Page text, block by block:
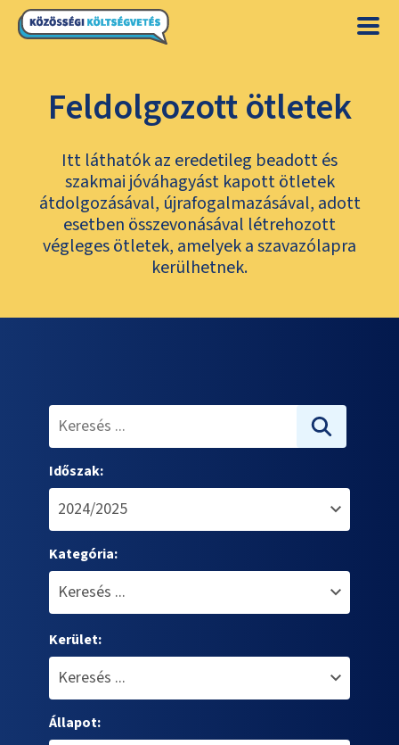
Feldolgozott ötletek
Itt láthatók az eredetileg beadott és
szakmai jóváhagyást kapott ötletek
átdolgozásával, újrafogalmazásával, adott
esetben összevonásával létrehozott
végleges ötletek, amelyek a szavazólapra
kerülhetnek.
Időszak:
Kategória:
Kerület:
Állapot: